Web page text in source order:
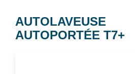
AUTOLAVEUSE
AUTOPORTÉE T7+